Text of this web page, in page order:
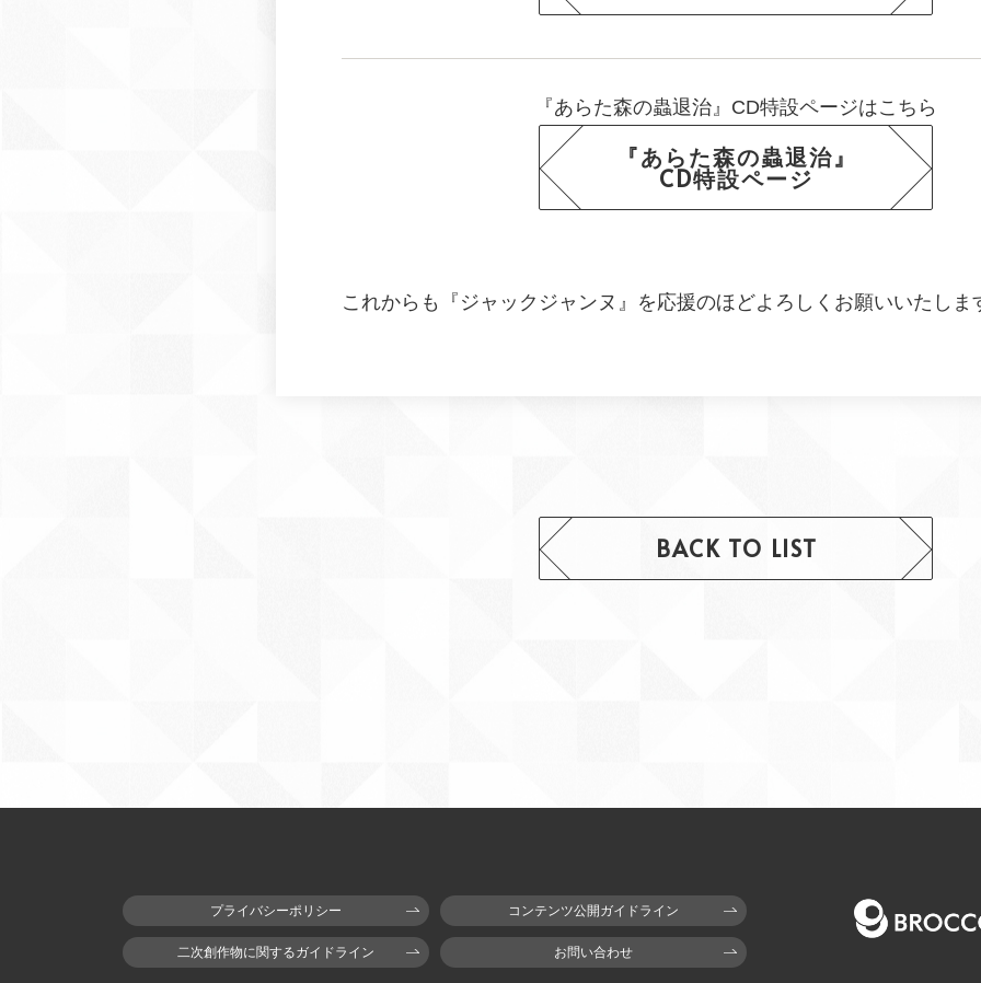
『あらた森の蟲退治』CD特設ページはこちら
『あらた森の蟲退治』
CD特設ページ
これからも『ジャックジャンヌ』を応援のほどよろしくお願いいたしま
BACK TO LIST
プライバシーポリシー
お問い合わせ
コンテンツ公開ガイドライン
二次創作物に関するガイドライン